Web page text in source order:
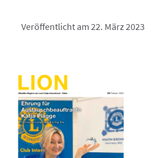
Veröffentlicht am 22. März 2023